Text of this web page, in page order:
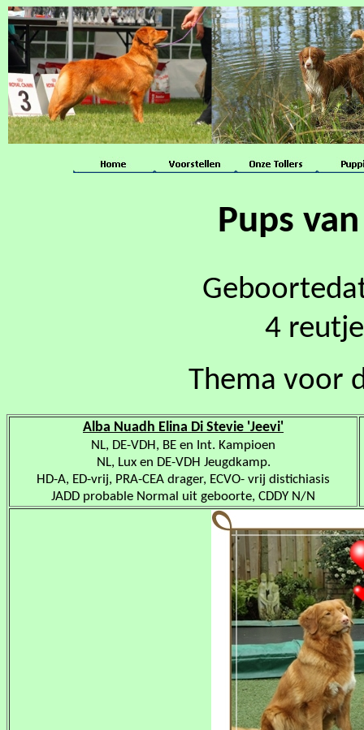
Pups
4
Thema voor
Alba Nuadh Elina Di Stevie 'Jeevi'
NL, DE-VDH, BE en Int. Kampioen
NL, Lux en DE-VDH Jeugdkamp.
HD-A, ED-vrij, PRA-CEA drager, ECVO- vrij distichiasis
JADD probable Normal uit geboorte, CDDY N/N